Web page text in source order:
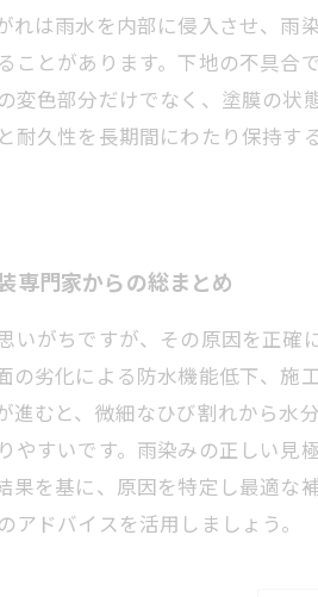
れは雨水を内部に侵入させ、
ことがあります。下地の不具
変色部分だけでなく、塗膜の
耐久性を長期間にわたり保持
専門家からの総まとめ
いがちですが、その原因を正
の劣化による防水機能低下、
むと、微細なひび割れから水
やすいです。雨染みの正しい
果を基に、原因を特定し最適
ドバイスを活用しましょう。